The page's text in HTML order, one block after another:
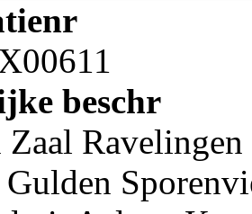
beschr
Zaal